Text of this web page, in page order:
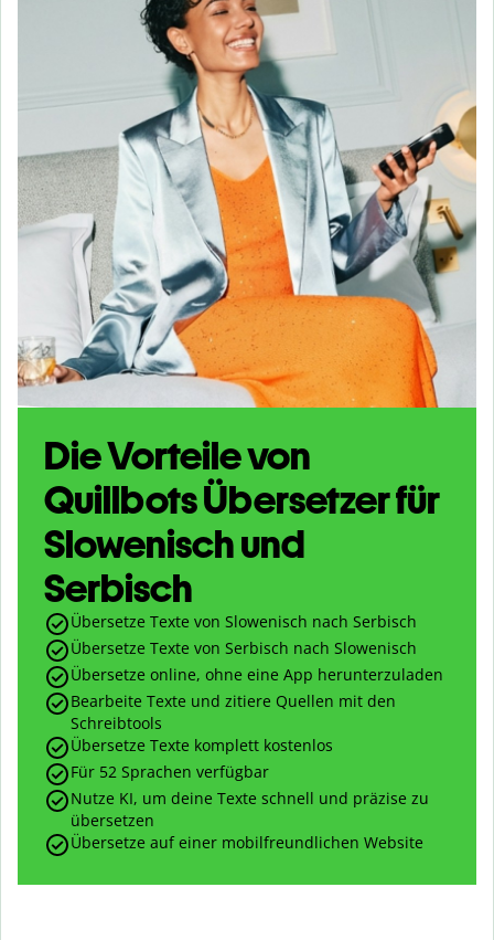
Die Vorteile von
Quillbots Übersetzer für
Slowenisch und
Serbisch
Übersetze Texte von Slowenisch nach Serbisch
Übersetze Texte von Serbisch nach Slowenisch
Übersetze online, ohne eine App herunterzuladen
Bearbeite Texte und zitiere Quellen mit den
Schreibtools
Übersetze Texte komplett kostenlos
Für 52 Sprachen verfügbar
Nutze KI, um deine Texte schnell und präzise zu
übersetzen
Übersetze auf einer mobilfreundlichen Website